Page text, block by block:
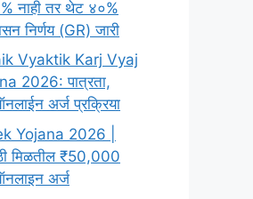
नाही तर थेट ४०%
निर्णय (GR) जारी
Vyaktik Karj Vyaj
2026: पात्रता,
अर्ज प्रक्रिया
Yojana 2026 |
मिळतील ₹50,000
अर्ज